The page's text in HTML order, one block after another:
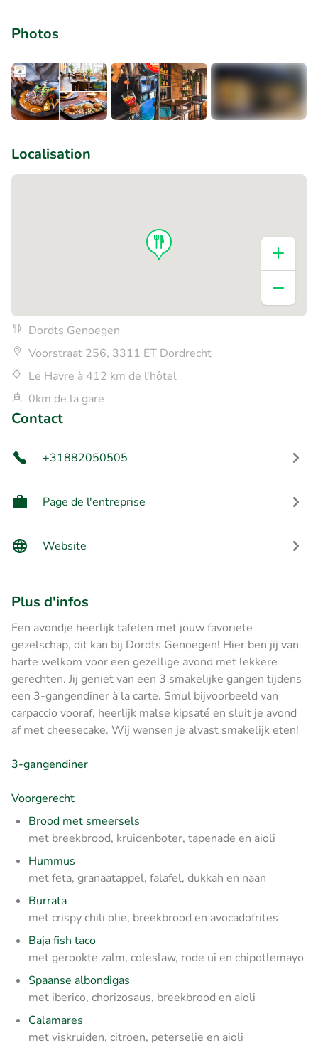
Photos
Localisation
Dordts Genoegen
Voorstraat 256, 3311 ET Dordrecht
Le Havre à 412 km de l'hôtel
0km de la gare
Contact
+31882050505
Page de l'entreprise
Website
Plus d'infos
Een avondje heerlijk tafelen met jouw favoriete
gezelschap, dit kan bij Dordts Genoegen! Hier ben jij van
harte welkom voor een gezellige avond met lekkere
gerechten. Jij geniet van een 3 smakelijke gangen tijdens
een 3-gangendiner à la carte. Smul bijvoorbeeld van
carpaccio vooraf, heerlijk malse kipsaté en sluit je avond
af met cheesecake. Wij wensen je alvast smakelijk eten!
3-gangendiner
Voorgerecht
Brood met smeersels
met breekbrood, kruidenboter, tapenade en aioli
Hummus
met feta, granaatappel, falafel, dukkah en naan
Burrata
met crispy chili olie, breekbrood en avocadofrites
Baja fish taco
met gerookte zalm, coleslaw, rode ui en chipotlemayo
Spaanse albondigas
met iberico, chorizosaus, breekbrood en aioli
Calamares
met viskruiden, citroen, peterselie en aioli